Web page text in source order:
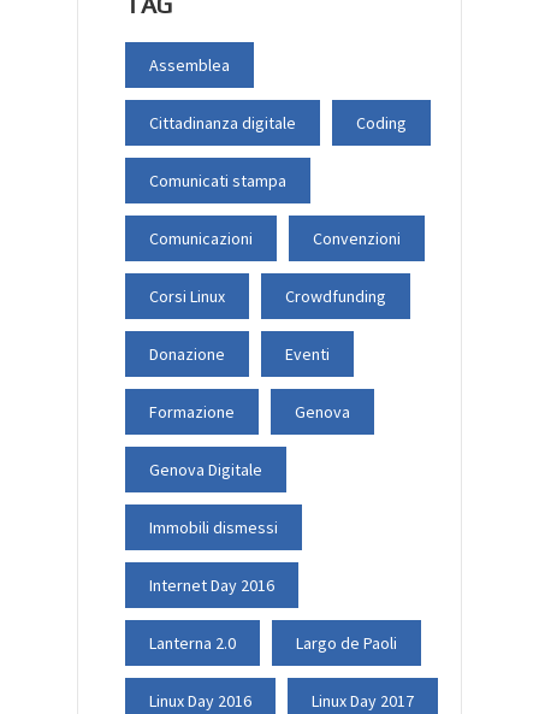
Assemblea
Cittadinanza digitale Coding
Comunicati stampa
Comunicazioni Convenzioni
Corsi Linux Crowdfunding
Donazione Eventi
Formazione Genova
Genova Digitale
Immobili dismessi
Internet Day 2016
Lanterna 2.0 Largo de Paoli
Linux Day 2016 Linux Day 2017